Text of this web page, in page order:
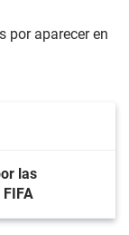
por aparecer en
las